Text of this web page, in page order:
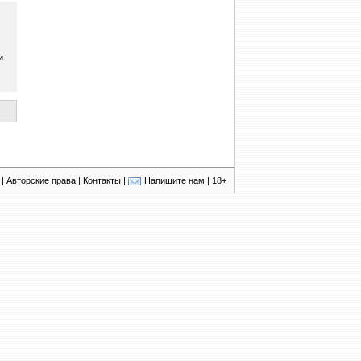
| Авторские права | Контакты | Напишите нам | 18+